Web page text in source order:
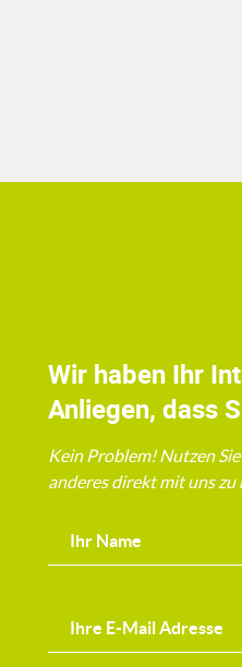
Wir haben Ihr
Anliegen, dass
Kein Problem! Nutzen
anderes direkt mit uns